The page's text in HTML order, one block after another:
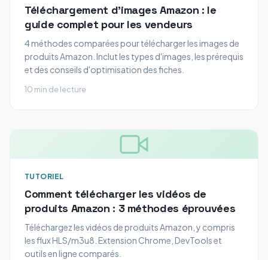
Téléchargement d'images Amazon : le
guide complet pour les vendeurs
4 méthodes comparées pour télécharger les images de
produits Amazon. Inclut les types d'images, les prérequis
et des conseils d'optimisation des fiches.
10 min de lecture
TUTORIEL
Comment télécharger les vidéos de
produits Amazon : 3 méthodes éprouvées
Téléchargez les vidéos de produits Amazon, y compris
les flux HLS/m3u8. Extension Chrome, DevTools et
outils en ligne comparés.